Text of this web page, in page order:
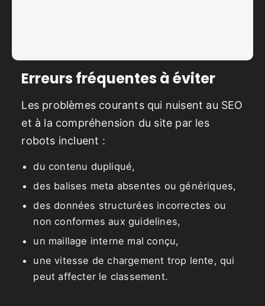
Erreurs fréquentes à éviter
Les problèmes courants qui nuisent au SEO
et à la compréhension du site par les
robots incluent :
du contenu dupliqué,
des balises meta absentes ou génériques,
des données structurées incorrectes ou
non conformes aux guidelines,
un maillage interne mal conçu,
une vitesse de chargement trop lente, qui
peut affecter le classement.